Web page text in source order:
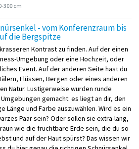
300 cm
- vom Konferenzraum bis
die Bergspitze
Kontrast zu finden. Auf der einen
Umgebung oder eine Hochzeit, oder
Event. Auf der anderen Seite hast du
Flüssen, Bergen oder eines anderen
Natur. Lustigerweise wurden runde
gemacht: es liegt an dir, den
Länge und Farbe auszuwählen. Wird es ein
Paar sein? Oder sollen sie extra-lang,
wie die fruchtbare Erde sein, die du so
und auf der Haut spürst? Das wissen wir